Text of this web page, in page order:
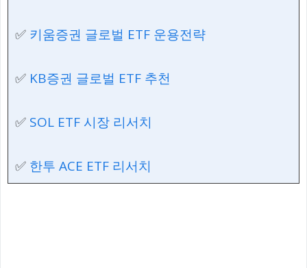
✅ 키움증권 글로벌 ETF 운용전략
✅ KB증권 글로벌 ETF 추천
✅ SOL ETF 시장 리서치
✅ 한투 ACE ETF 리서치